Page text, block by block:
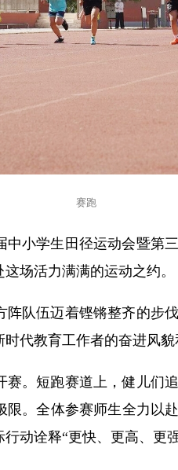
赛跑
中小学生田径运动会暨第
场活力满满的运动之约。
队伍迈着铿锵整齐的步
代教育工作者的奋进风貌
赛。短跑赛道上，健儿们
限。全体参赛师生全力以
动诠释“更快、更高、更